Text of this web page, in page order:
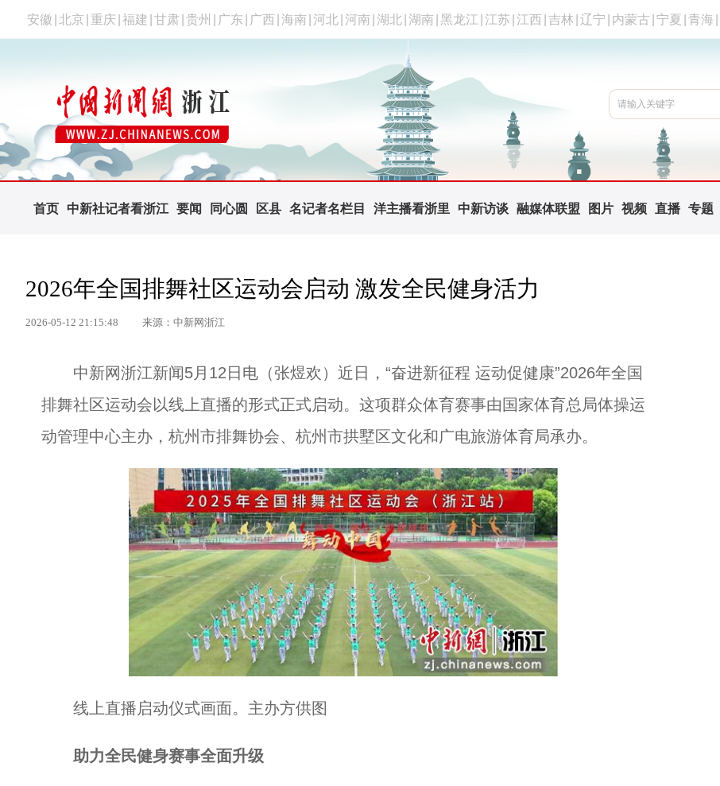
安徽 北京 重庆 福建 甘肃 贵州 广东 广西 海南 河北 河南 湖北 湖南 黑龙江 江苏 江西 吉林 辽宁 内蒙古 宁夏 青海
首页 中新社记者看浙江 要闻 同心圆 区县 名记者名栏目 洋主播看浙里 中新访谈 融媒体联盟 图片 视频 直播 专题
2026年全国排舞社区运动会启动 激发全民健身活力
2026-05-12 21:15:48 来源：中新网浙江
中新网浙江新闻5月12日电（张煜欢）近日，“奋进新征程 运动促健康”2026年全国
排舞社区运动会以线上直播的形式正式启动。这项群众体育赛事由国家体育总局体操运
动管理中心主办，杭州市排舞协会、杭州市拱墅区文化和广电旅游体育局承办。
线上直播启动仪式画面。主办方供图
助力全民健身赛事全面升级
浙江浦江举办粽王争霸赛...